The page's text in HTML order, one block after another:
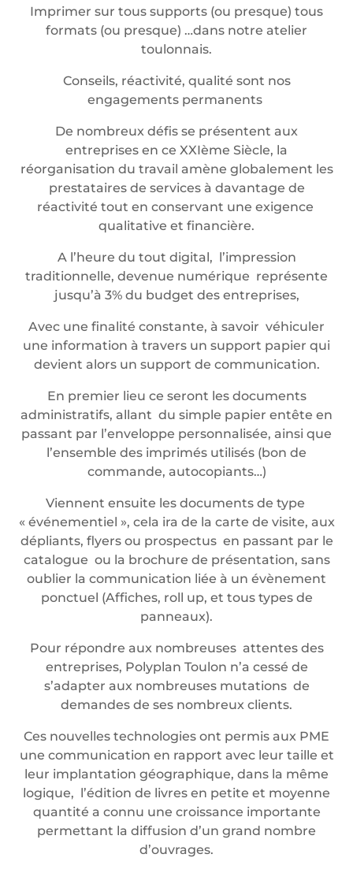
Imprimer sur tous supports (ou presque) tous
formats (ou presque) …dans notre atelier
toulonnais.
Conseils, réactivité, qualité sont nos
engagements permanents
De nombreux défis se présentent aux
entreprises en ce XXIème Siècle, la
réorganisation du travail amène globalement les
prestataires de services à davantage de
réactivité tout en conservant une exigence
qualitative et financière.
A l’heure du tout digital, l’impression
traditionnelle, devenue numérique représente
jusqu’à 3% du budget des entreprises,
Avec une finalité constante, à savoir véhiculer
une information à travers un support papier qui
devient alors un support de communication.
En premier lieu ce seront les documents
administratifs, allant du simple papier entête en
passant par l’enveloppe personnalisée, ainsi que
l’ensemble des imprimés utilisés (bon de
commande, autocopiants…)
Viennent ensuite les documents de type
« événementiel », cela ira de la carte de visite, aux
dépliants, flyers ou prospectus en passant par le
catalogue ou la brochure de présentation, sans
oublier la communication liée à un évènement
ponctuel (Affiches, roll up, et tous types de
panneaux).
Pour répondre aux nombreuses attentes des
entreprises, Polyplan Toulon n’a cessé de
s’adapter aux nombreuses mutations de
demandes de ses nombreux clients.
Ces nouvelles technologies ont permis aux PME
une communication en rapport avec leur taille et
leur implantation géographique, dans la même
logique, l’édition de livres en petite et moyenne
quantité a connu une croissance importante
permettant la diffusion d’un grand nombre
d’ouvrages.